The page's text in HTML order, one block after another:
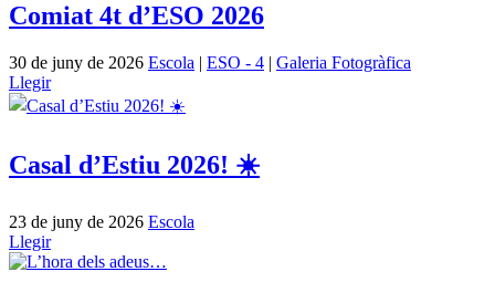
Comiat 4t d’ESO 2026
30 de juny de 2026 Escola | ESO - 4 | Galeria Fotogràfica
Llegir
Casal d’Estiu 2026! ☀️
23 de juny de 2026 Escola
Llegir